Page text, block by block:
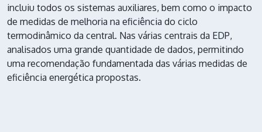
incluiu todos os sistemas auxiliares, bem como o impacto
de medidas de melhoria na eficiência do ciclo
termodinâmico da central. Nas várias centrais da EDP,
analisados uma grande quantidade de dados, permitindo
uma recomendação fundamentada das várias medidas de
eficiência energética propostas.